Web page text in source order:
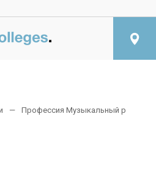
Профессия Музыкальный